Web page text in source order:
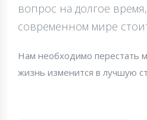
вопрос на долгое
современном мире
Нам необходимо перестать
жизнь изменится в лучшую